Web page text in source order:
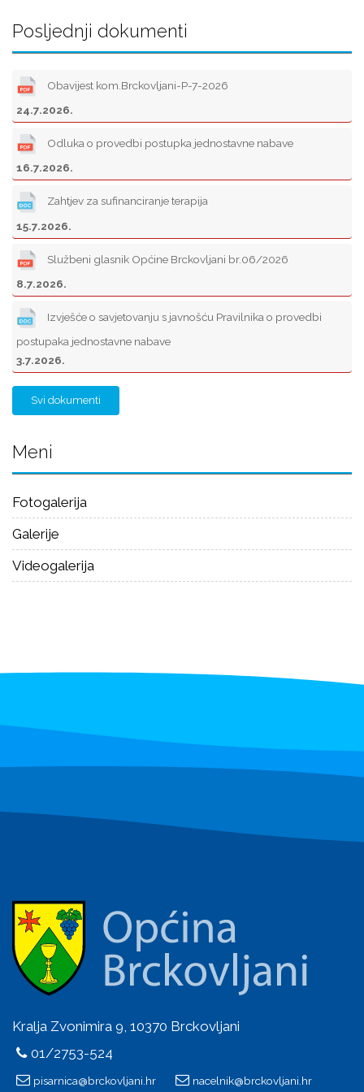
Posljednji dokumenti
Obavijest kom.Brckovljani-P-7-2026
24.7.2026.
Odluka o provedbi postupka jednostavne nabave
16.7.2026.
Zahtjev za sufinanciranje terapija
15.7.2026.
Službeni glasnik Općine Brckovljani br.06/2026
8.7.2026.
Izvješće o savjetovanju s javnošću Pravilnika o provedbi
postupaka jednostavne nabave
3.7.2026.
Svi dokumenti
Meni
Fotogalerija
Galerije
Videogalerija
Kralja Zvonimira 9, 10370 Brckovljani
01/2753-524
pisarnica@brckovljani.hr nacelnik@brckovljani.hr